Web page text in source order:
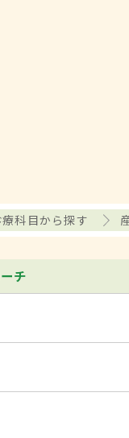
療科目から探す
チ